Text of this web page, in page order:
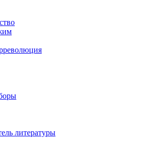
литературы